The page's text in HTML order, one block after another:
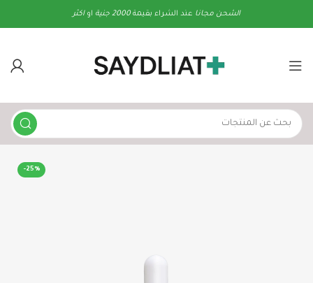
الشحن مجانا عند الشراء بقيمة2000 جنية اواكثر
-25%